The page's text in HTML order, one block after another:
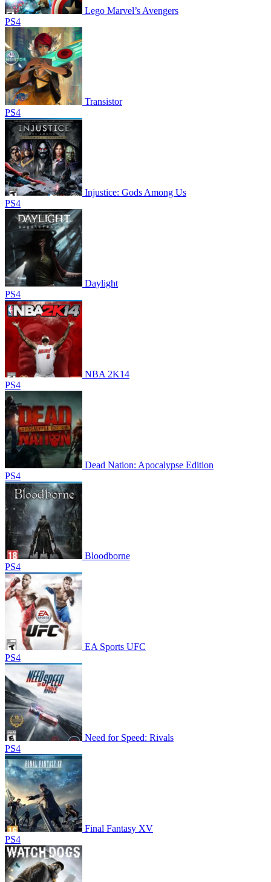
Lego Marvel’s Avengers
PS4
Transistor
PS4
Injustice: Gods Among Us
PS4
Daylight
PS4
NBA 2K14
PS4
Dead Nation: Apocalypse Edition
PS4
Bloodborne
PS4
EA Sports UFC
PS4
Need for Speed: Rivals
PS4
Final Fantasy XV
PS4